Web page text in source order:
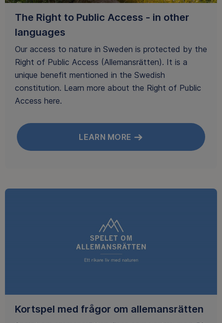
The Right to Public Access - in other
languages
Our access to nature in Sweden is protected by the
Right of Public Access (Allemansrätten). It is a
unique benefit mentioned in the Swedish
constitution. Learn more about the Right of Public
Access here.
LEARN MORE
Kortspel med frågor om allemansrätten